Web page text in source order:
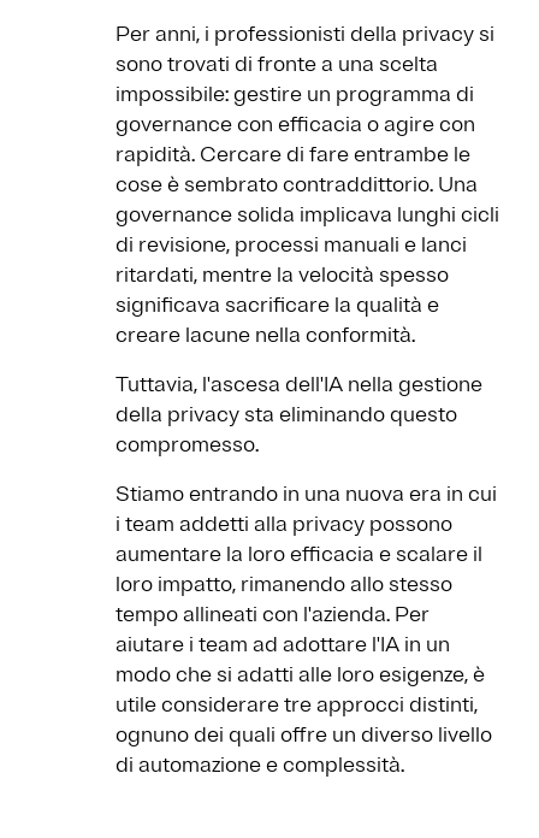
Per anni, i professionisti della privacy si
sono trovati di fronte a una scelta
impossibile: gestire un programma di
governance con efficacia o agire con
rapidità. Cercare di fare entrambe le
cose è sembrato contraddittorio. Una
governance solida implicava lunghi cicli
di revisione, processi manuali e lanci
ritardati, mentre la velocità spesso
significava sacrificare la qualità e
creare lacune nella conformità.
Tuttavia, l'ascesa dell'IA nella gestione
della privacy sta eliminando questo
compromesso.
Stiamo entrando in una nuova era in cui
i team addetti alla privacy possono
aumentare la loro efficacia e scalare il
loro impatto, rimanendo allo stesso
tempo allineati con l'azienda. Per
aiutare i team ad adottare l'IA in un
modo che si adatti alle loro esigenze, è
utile considerare tre approcci distinti,
ognuno dei quali offre un diverso livello
di automazione e complessità.